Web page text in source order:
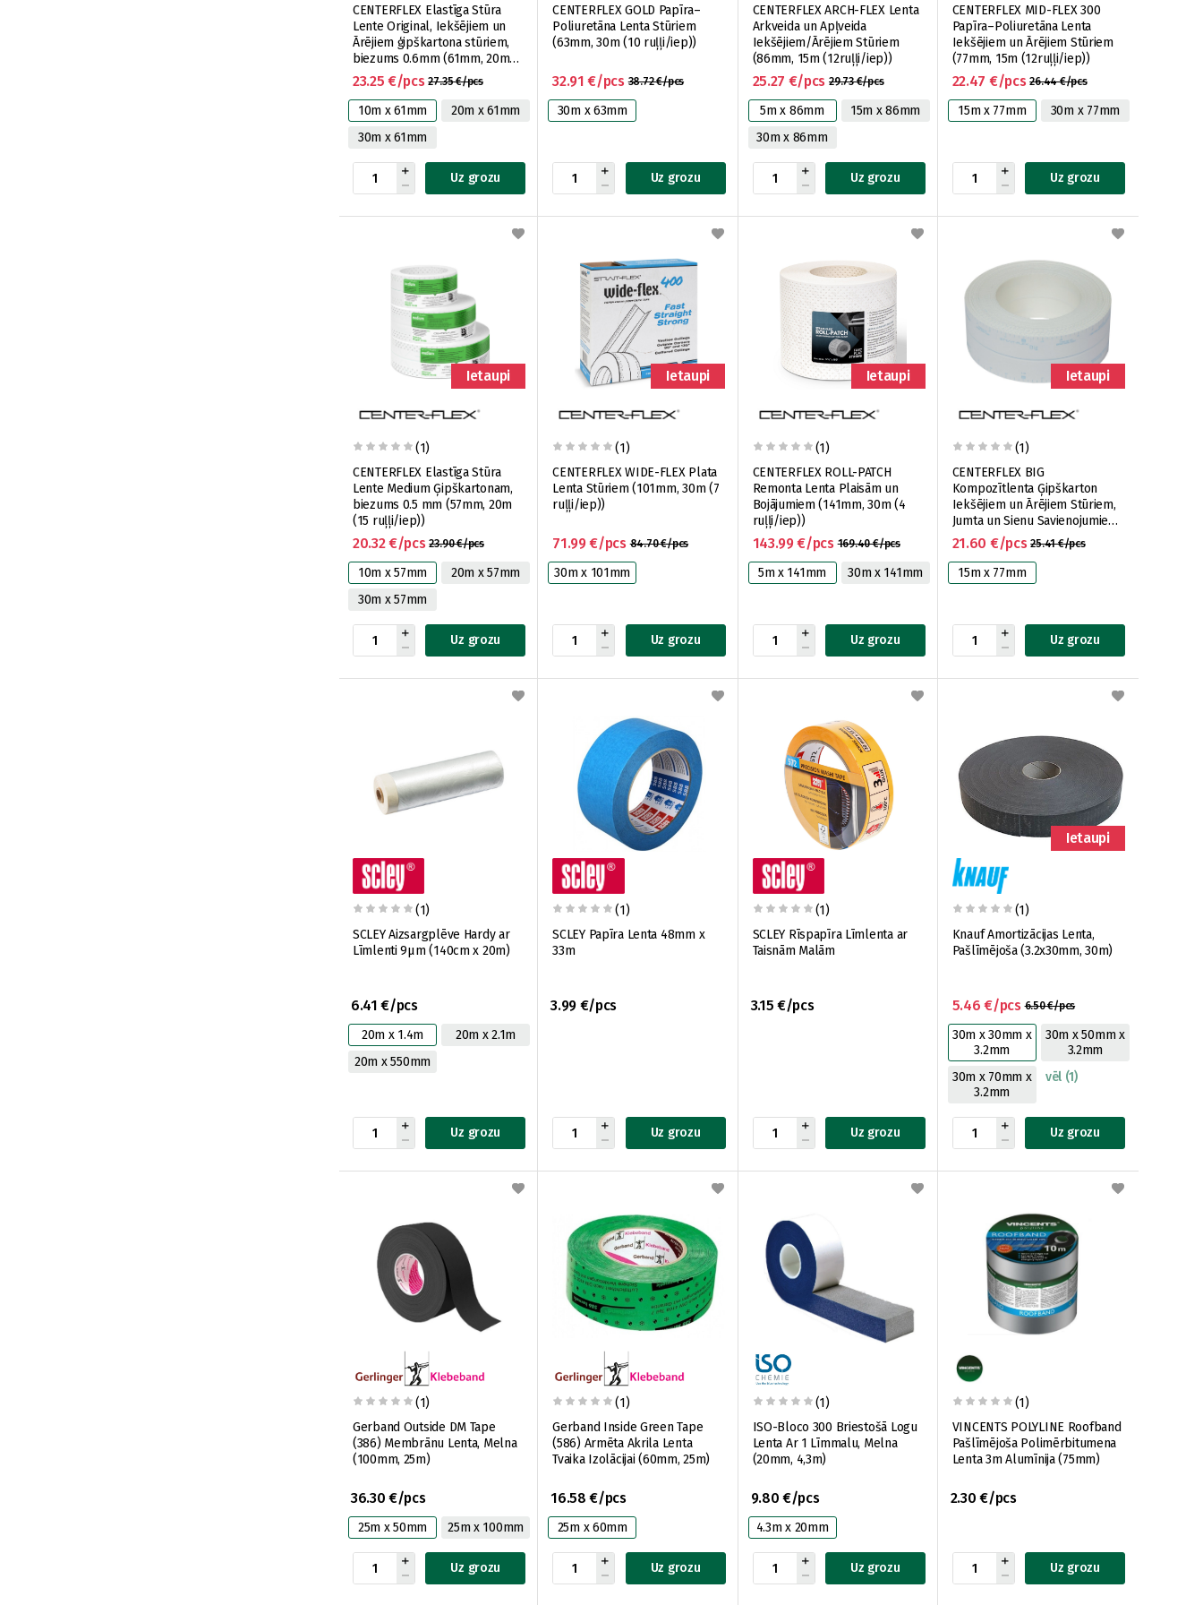
CENTERFLEX Elastīga Stūra
Lente Original, Iekšējiem un
Ārējiem ģipškartona stūriem,
biezums 0.6mm (61mm, 20m
(15 ruļļi/iep)) 27.35 €/pcs
23.25 €/pcs
10m x 61mm
20m x 61mm
30m x 61mm
Uz grozu
CENTERFLEX GOLD Papīra–
Poliuretāna Lenta Stūriem
(63mm, 30m (10 ruļļi/iep))
38.72 €/pcs
32.91 €/pcs
30m x 63mm
Uz grozu
CENTERFLEX ARCH-FLEX Lenta
Arkveida un Apļveida
Iekšējiem/Ārējiem Stūriem
(86mm, 15m (12ruļļi/iep))
29.73 €/pcs
25.27 €/pcs
5m x 86mm
15m x 86mm
30m x 86mm
Uz grozu
CENTERFLEX MID-FLEX 300
Papīra–Poliuretāna Lenta
Iekšējiem un Ārējiem Stūriem
(77mm, 15m (12ruļļi/iep))
26.44 €/pcs
22.47 €/pcs
15m x 77mm 30m x 77mm
Uz grozu
Ietaupi
(1)
CENTERFLEX Elastīga Stūra
Lente Medium Ģipškartonam,
biezums 0.5 mm (57mm, 20m
(15 ruļļi/iep))
23.90 €/pcs
20.32 €/pcs
10m x 57mm
20m x 57mm
30m x 57mm
Uz grozu
Ietaupi
(1)
CENTERFLEX WIDE-FLEX Plata
Lenta Stūriem (101mm, 30m (7
ruļļi/iep))
84.70 €/pcs
71.99 €/pcs
30m x 101mm
Uz grozu
Ietaupi
(1)
CENTERFLEX ROLL-PATCH
Remonta Lenta Plaisām un
Bojājumiem (141mm, 30m (4
ruļļi/iep))
169.40 €/pcs
143.99 €/pcs
5m x 141mm 30m x 141mm
Uz grozu
Ietaupi
(1)
CENTERFLEX BIG
Kompozītlenta Ģipškarton
Iekšējiem un Ārējiem Stūriem,
Jumta un Sienu Savienojumiem
(77mm, 15m (12ruļļi/iep))
25.41 €/pcs
21.60 €/pcs
15m x 77mm
Uz grozu
(1)
SCLEY Aizsargplēve Hardy ar
Līmlenti 9µm (140cm x 20m)
6.41 €/pcs
20m x 1.4m
20m x 2.1m
20m x 550mm
Uz grozu
(1)
SCLEY Papīra Lenta 48mm x
33m
3.99 €/pcs
Uz grozu
(1)
SCLEY Rīspapīra Līmlenta ar
Taisnām Malām
3.15 €/pcs
Uz grozu
Ietaupi
(1)
Knauf Amortizācijas Lenta,
Pašlīmējoša (3.2x30mm, 30m)
6.50 €/pcs
5.46 €/pcs
30m x 30mm x
3.2mm
30m x 50mm x
3.2mm
30m x 70mm x
3.2mm
vēl (1)
Uz grozu
(1)
Gerband Outside DM Tape
(386) Membrānu Lenta, Melna
(100mm, 25m)
36.30 €/pcs
25m x 50mm 25m x 100mm
Uz grozu
(1)
Gerband Inside Green Tape
(586) Armēta Akrila Lenta
Tvaika Izolācijai (60mm, 25m)
16.58 €/pcs
25m x 60mm
Uz grozu
(1)
ISO-Bloco 300 Briestošā Logu
Lenta Ar 1 Līmmalu, Melna
(20mm, 4,3m)
9.80 €/pcs
4.3m x 20mm
Uz grozu
(1)
VINCENTS POLYLINE Roofband
Pašlīmējoša Polimērbitumena
Lenta 3m Alumīnija (75mm)
2.30 €/pcs
Uz grozu